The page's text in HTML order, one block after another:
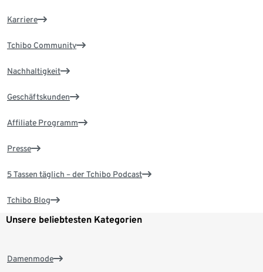
Karriere
Tchibo Community
Nachhaltigkeit
Geschäftskunden
Affiliate Programm
Presse
5 Tassen täglich – der Tchibo Podcast
Tchibo Blog
Unsere beliebtesten Kategorien
Damenmode